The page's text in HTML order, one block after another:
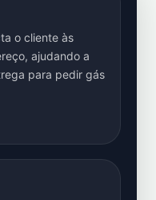
o cliente às
ajudando a
para pedir gás